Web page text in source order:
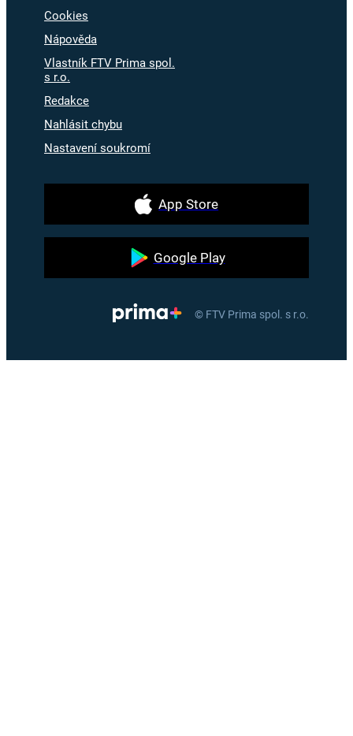
Cookies
Nápověda
Vlastník FTV Prima spol.
s r.o.
Redakce
Nahlásit chybu
Nastavení soukromí
App Store
Google Play
© FTV Prima spol. s r.o.